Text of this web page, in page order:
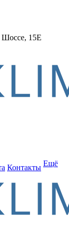
Шоссе, 15Е
Контакты Ещё